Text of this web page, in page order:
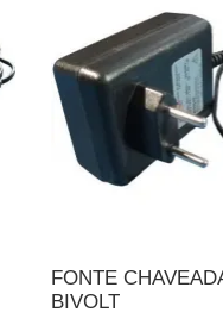
FONTE
BIVOLT